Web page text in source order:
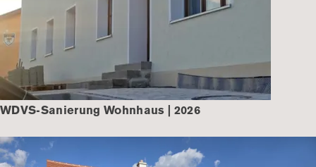
WDVS-Sanierung Wohnhaus | 2026